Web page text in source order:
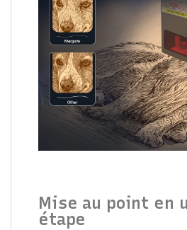
Mise au point en
étape